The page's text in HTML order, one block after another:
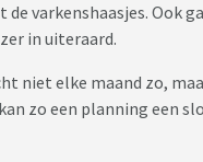
varkenshaasjes. Ook
in uiteraard.
niet elke maand zo,
zo een planning een